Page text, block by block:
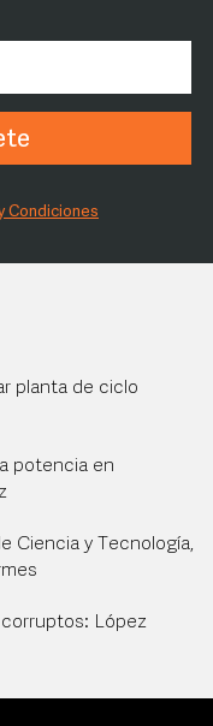
Condiciones
planta de ciclo
potencia en
Ciencia y Tecnología,
López